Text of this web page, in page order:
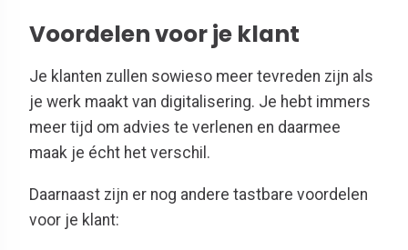
Voordelen voor je klant
Je klanten zullen sowieso meer tevreden zijn als
je werk maakt van digitalisering. Je hebt immers
meer tijd om advies te verlenen en daarmee
maak je écht het verschil.
Daarnaast zijn er nog andere tastbare voordelen
voor je klant: